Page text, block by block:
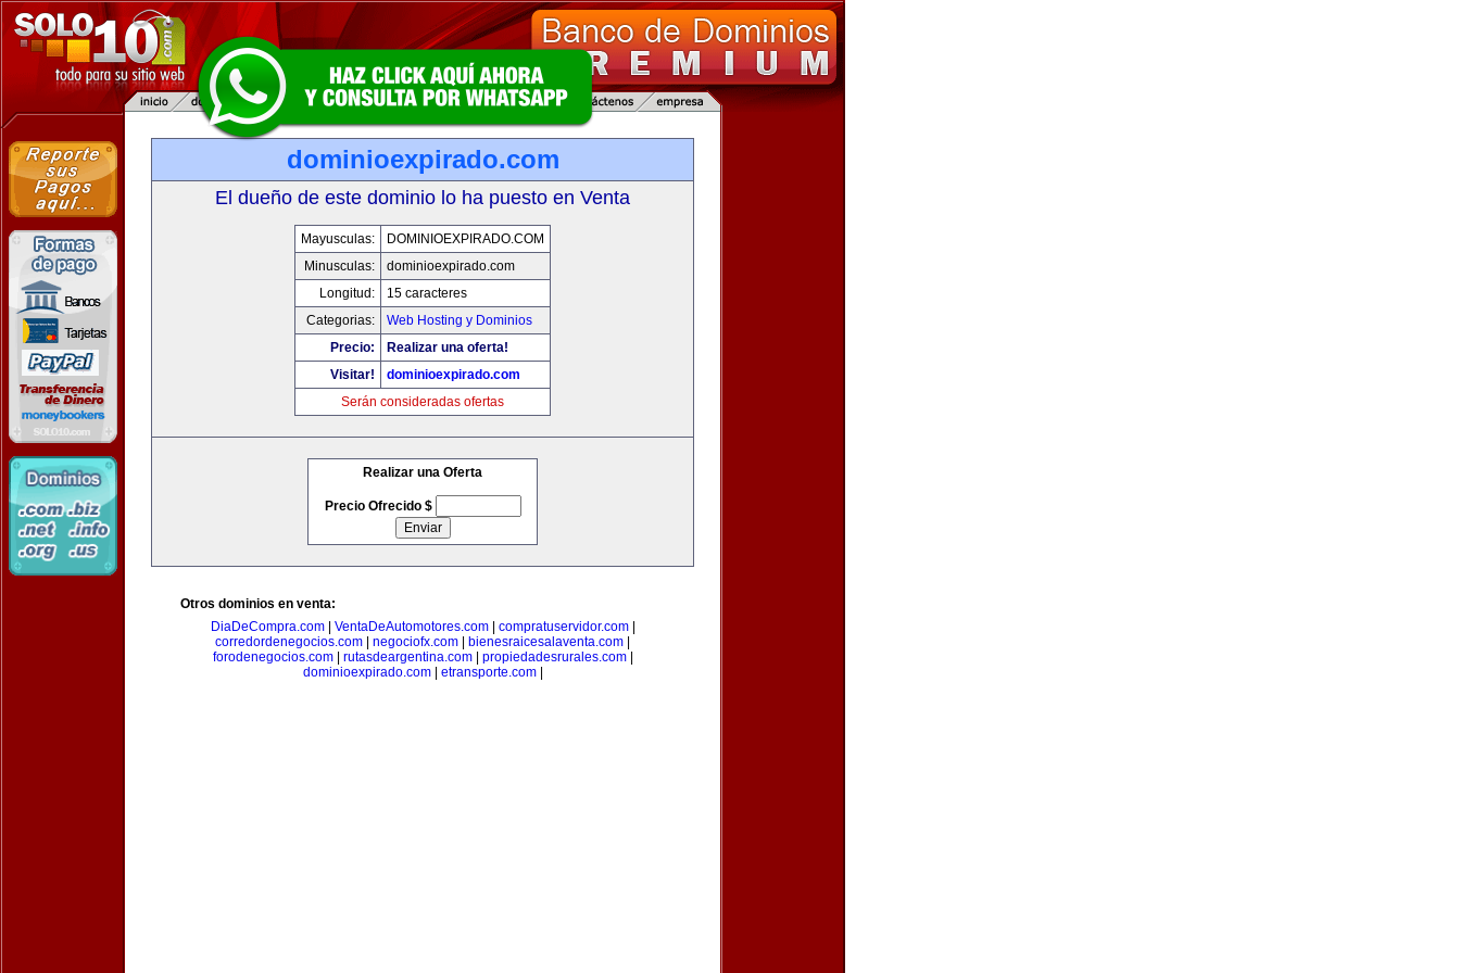
dominioexpirado.com
El dueño de este dominio lo ha puesto en Venta
Mayusculas:
DOMINIOEXPIRADO.COM
Minusculas:
dominioexpirado.com
Longitud:
15 caracteres
Categorias:
Web Hosting y Dominios
Precio:
Realizar una oferta!
Visitar!
dominioexpirado.com
Serán consideradas ofertas
Realizar una Oferta
Precio Ofrecido $
Otros dominios en venta:
DiaDeCompra.com| VentaDeAutomotores.com| compratuservidor.com|
corredordenegocios.com
negociofx.com bienesraicesalaventa.com
forodenegocios.com| rutasdeargentina.com| propiedadesrurales.com|
dominioexpirado.com| etransporte.com|